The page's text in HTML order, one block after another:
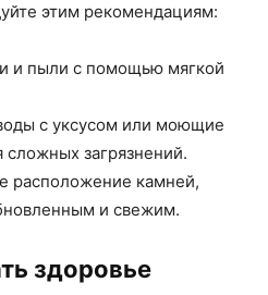
этим рекомендациям:
и пыли с помощью мягкой
с уксусом или моющие
сложных загрязнений.
расположение камней,
и свежим.
здоровье